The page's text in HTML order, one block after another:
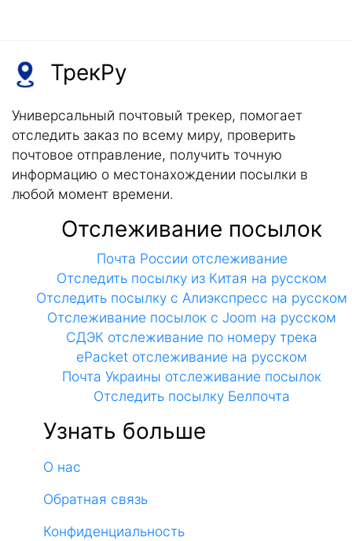
ТрекРу
Универсальный почтовый трекер, помогает
отследить заказ по всему миру, проверить
почтовое отправление, получить точную
информацию о местонахождении посылки в
любой момент времени.
Отслеживание посылок
Почта России отслеживание
Отследить посылку из Китая на русском
Отследить посылку с Алиэкспресс на русском
Отслеживание посылок с Joom на русском
СДЭК отслеживание по номеру трека
ePacket отслеживание на русском
Почта Украины отслеживание посылок
Отследить посылку Белпочта
Узнать больше
О нас
Обратная связь
Конфиденциальность